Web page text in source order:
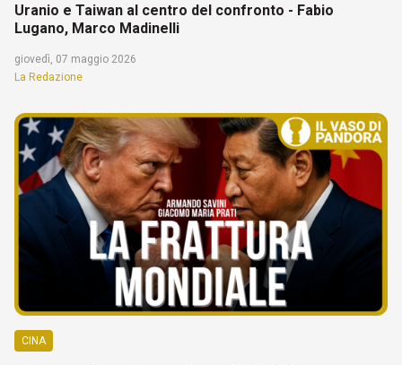
Uranio e Taiwan al centro del confronto - Fabio
Lugano, Marco Madinelli
giovedì, 07 maggio 2026
La Redazione
CINA